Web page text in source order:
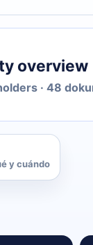
overview
· 48